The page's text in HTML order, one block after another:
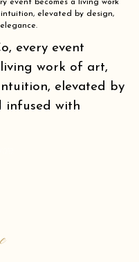
event becomes a living work
elevated by design,
every event
living work of art,
elevated by
infused with